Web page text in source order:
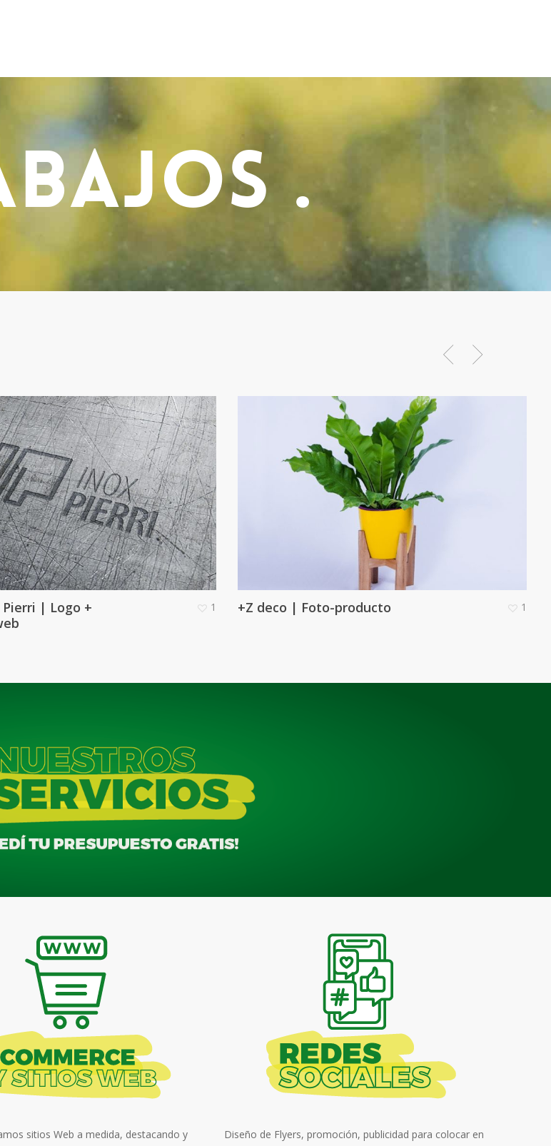
.
| Logo +
1 +Z deco | Foto-producto 1
sitios Web a medida, destacando y
Diseño de Flyers, promoción, publicidad para colocar en